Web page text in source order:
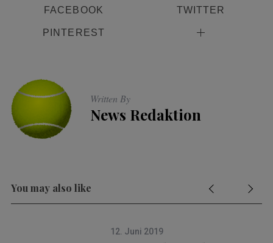
FACEBOOK TWITTER
PINTEREST
Written By
News Redaktion
You may also like
12. Juni 2019